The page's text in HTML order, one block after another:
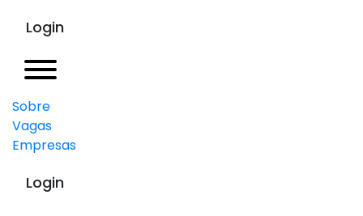
Login
Sobre
Vagas
Empresas
Login